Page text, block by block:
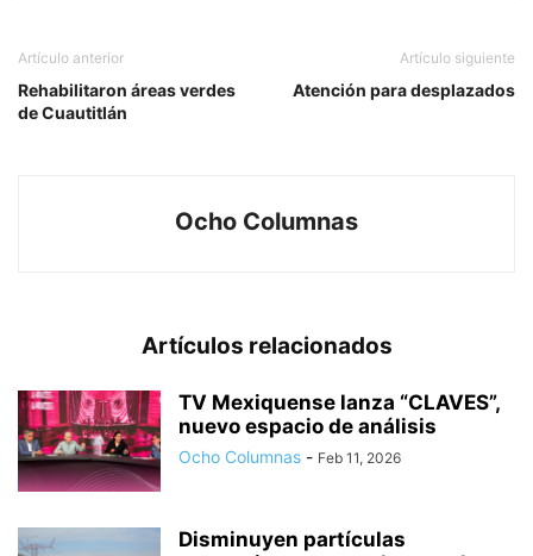
Artículo anterior
Rehabilitaron áreas verdes
de Cuautitlán
Artículo siguiente
Atención para desplazados
Ocho Columnas
Artículos relacionados
TV Mexiquense lanza “CLAVES”,
nuevo espacio de análisis
Ocho Columnas - Feb 11, 2026
Disminuyen partículas